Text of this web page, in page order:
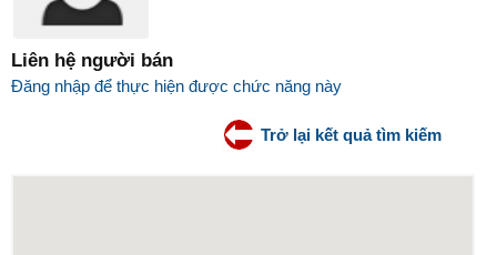
Liên hệ người bán
Đăng nhập để thực hiện được chức năng này
Trở lại kết quả tìm kiếm